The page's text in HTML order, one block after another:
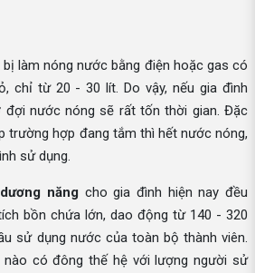
làm nóng nước bằng điện hoặc gas có
chỉ từ 20 - 30 lít. Do vậy, nếu gia đình
đợi nước nóng sẽ rất tốn thời gian. Đặc
trường hợp đang tắm thì hết nước nóng,
sử dụng.
năng cho gia đình hiện nay đều
bồn chứa lớn, dao động từ 140 - 320
sử dụng nước của toàn bộ thành viên.
nào có đông thế hệ với lượng người sử